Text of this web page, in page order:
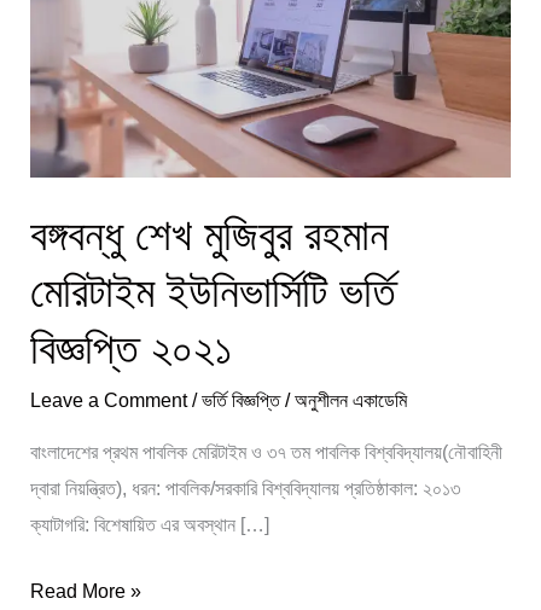
বঙ্গবন্ধু শেখ মুজিবুর রহমান
মেরিটাইম ইউনিভার্সিটি ভর্তি
বিজ্ঞপ্তি ২০২১
Leave a Comment /ভর্তি বিজ্ঞপ্তি/অনুশীলন একাডেমি
বাংলাদেশের প্রথম পাবলিক মেরিটাইম ও ৩৭ তম পাবলিক বিশ্ববিদ্যালয়(নৌবাহিনী
দ্বারা নিয়ন্ত্রিত), ধরন: পাবলিক/সরকারি বিশ্ববিদ্যালয় প্রতিষ্ঠাকাল: ২০১৩
ক্যাটাগরি: বিশেষায়িত এর অবস্থান […]
ইউনিভার্সিটি
ভর্তি
বিজ্ঞপ্তি
২০২১
Read More »